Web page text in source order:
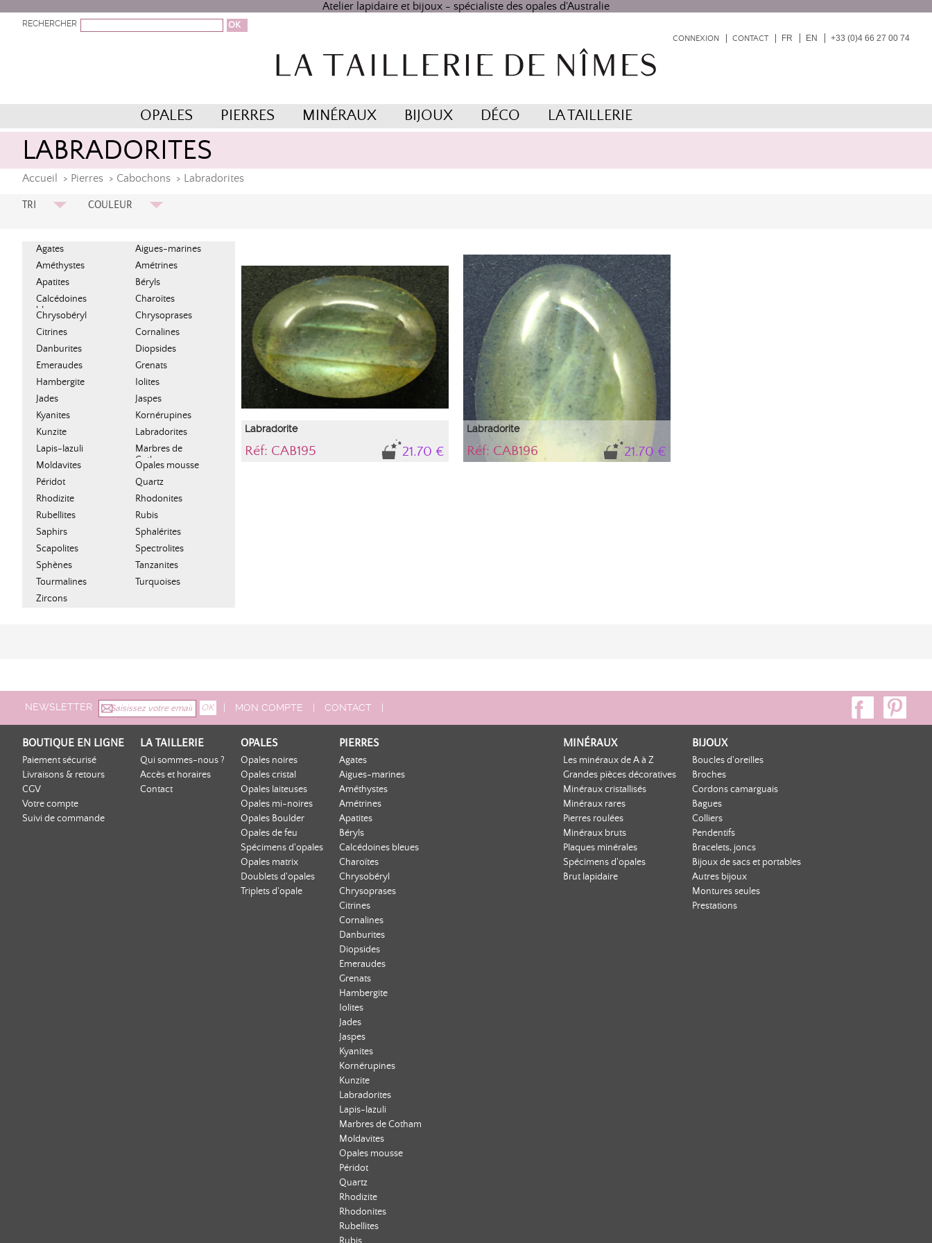
Atelier lapidaire et bijoux - spécialiste des opales d'Australie
RECHERCHER
CONNEXION CONTACT FR EN +33 (0)4 66 27 00 74
OPALES PIERRES MINÉRAUX BIJOUX DÉCO LA TAILLERIE
LABRADORITES
Accueil > Pierres > Cabochons > Labradorites
TRI
A à Z
COULEUR
Agates
Aigues-marines
Améthystes
Amétrines
Apatites
Béryls
Calcédoines
bleues
Charoïtes
Chrysobéryl
Chrysoprases
Citrines
Cornalines
Danburites
Diopsides
Emeraudes
Grenats
Hambergite
Iolites
Jades
Jaspes
Kyanites
Kornérupines
Kunzite
Labradorites
Lapis-lazuli
Marbres de
Cotham
Moldavites
Opales mousse
Péridot
Quartz
Rhodizite
Rhodonites
Rubellites
Rubis
Saphirs
Sphalérites
Scapolites
Spectrolites
Sphènes
Tanzanites
Tourmalines
Turquoises
Zircons
Labradorite
21.70 €
Réf: CAB195
Labradorite
21.70 €
Réf: CAB196
NEWSLETTER MON COMPTE CONTACT
BOUTIQUE EN LIGNE
Paiement sécurisé
Livraisons & retours
CGV
Votre compte
Suivi de commande
LA TAILLERIE
Qui sommes-nous ?
Accès et horaires
Contact
OPALES
Opales noires
Opales cristal
Opales laiteuses
Opales mi-noires
Opales Boulder
Opales de feu
Spécimens d'opales
Opales matrix
Doublets d'opales
Triplets d'opale
PIERRES
Agates
Aigues-marines
Améthystes
Amétrines
Apatites
Béryls
Calcédoines bleues
Charoïtes
Chrysobéryl
Chrysoprases
Citrines
Cornalines
Danburites
Diopsides
Emeraudes
Grenats
Hambergite
Iolites
Jades
Jaspes
Kyanites
Kornérupines
Kunzite
Labradorites
Lapis-lazuli
Marbres de Cotham
Moldavites
Opales mousse
Péridot
Quartz
Rhodizite
Rhodonites
Rubellites
MINÉRAUX
Les minéraux de A à Z
Grandes pièces décoratives
Minéraux cristallisés
Minéraux rares
Pierres roulées
Minéraux bruts
Plaques minérales
Spécimens d'opales
Brut lapidaire
BIJOUX
Boucles d'oreilles
Broches
Cordons camarguais
Bagues
Colliers
Pendentifs
Bracelets, joncs
Bijoux de sacs et portables
Autres bijoux
Montures seules
Prestations